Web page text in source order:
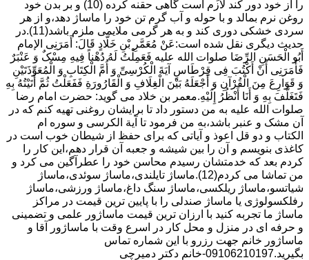
را از خود دور کند لازم است گاهی حقنه کرده (10) و بر بدن خود
روغن نرم بمالد و با حوله و آب گرم تن خود را ماساژ دهد،و از هر
سردی خشکی دوری کند و به هر گرمی ملایمی ملزم باشد(11).در
حدیث دیگری نقل شده است:عَنْ مُعَمَّرِ بْنِ خَلَّادٍ قَالَ: أَمَرَنِی الإمام
أَبُو الْحَسَنِ الرِّضَا صلوات الله علیه فَعَمِلْتُ لَهُ دُهْناً فِیهِ مِسْکٌ وَ عَنْبَرٌ
فَأَمَرَنِی أَنْ أَکْتُبَ فِی قِرْطَاسٍ آیَةَ الْکُرْسِیِّ وَ أُمَّ الْکِتَابِ وَ الْمُعَوِّذَتَیْنِ
وَ قَوَارِعَ مِنَ الْقُرْآنِ وَ أَجْعَلَهُ بَیْنَ الْغِلَافِ وَ الْقَارُورَةِ فَفَعَلْتُ ثُمَّ أَتَیْتُهُ بِهِ
فَتَغَلَّفَ بِهِ وَ أَنَا أَنْظُرُ إِلَیْهِ.معمر بن خلاد می گوید: حضرت امام رضا
صلوات الله علیه به من دستور داد تا برایشان روغنى تهیه کنم که در
آن مشک و عنبر باشد،به من فرمود تا آیة الکرسى و سوره ام
الکتاب و دو قل اعوذ و آیاتى که براى حفظ از شیطان خوب است در
کاغذى بنویسم و آن را بین شیشه و جعبه آن قرار دهم،این کار را
کردم بعد که خدمتشان رسیدم محاسن خود را عطرآگین می کرد و
من تماشا می کردم(12).ماساژ تایلندی،ماساژ سوئدی،ماساژ
شیاتسو،ماساژ ریلکسی،ماساژ سنگ داغ،ماساژ ورزشی،ماساژ
رفلکسولوژی یا ماساژ صندلی را با پایین ترین قیمت در مراکز
ماساژ ما تجربه کنید با ارزان ترین قیمت ماساژور علمی و تضمینی
و حرفه ای در منزل و محل کار در اسرع وقت با ماساژور آقا و
ماساژور خانم جهت رزرو با این شماره تماس
بگیرید.09106210197-خانم دکتر دمیرچی